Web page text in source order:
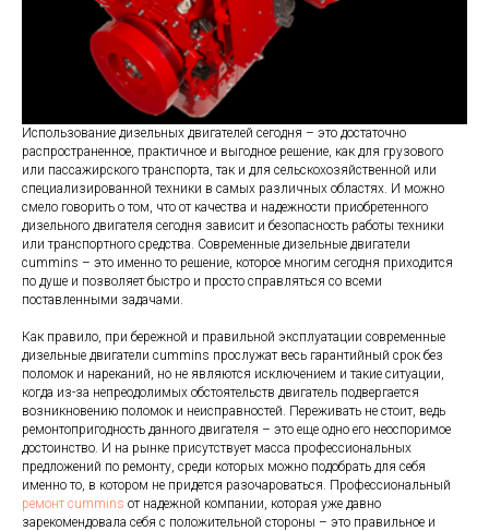
Использование дизельных двигателей сегодня – это достаточно
распространенное, практичное и выгодное решение, как для грузового
или пассажирского транспорта, так и для сельскохозяйственной или
специализированной техники в самых различных областях. И можно
смело говорить о том, что от качества и надежности приобретенного
дизельного двигателя сегодня зависит и безопасность работы техники
или транспортного средства. Современные дизельные двигатели
cummins – это именно то решение, которое многим сегодня приходится
по душе и позволяет быстро и просто справляться со всеми
поставленными задачами.
Как правило, при бережной и правильной эксплуатации современные
дизельные двигатели cummins прослужат весь гарантийный срок без
поломок и нареканий, но не являются исключением и такие ситуации,
когда из-за непреодолимых обстоятельств двигатель подвергается
возникновению поломок и неисправностей. Переживать не стоит, ведь
ремонтопригодность данного двигателя – это еще одно его неоспоримое
достоинство. И на рынке присутствует масса профессиональных
предложений по ремонту, среди которых можно подобрать для себя
именно то, в котором не придется разочароваться. Профессиональный
ремонт cummins от надежной компании, которая уже давно
зарекомендовала себя с положительной стороны – это правильное и